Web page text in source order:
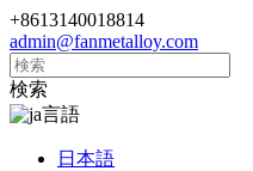
+8613140018814
admin@fanmetalloy.com
検索
言語
日本語